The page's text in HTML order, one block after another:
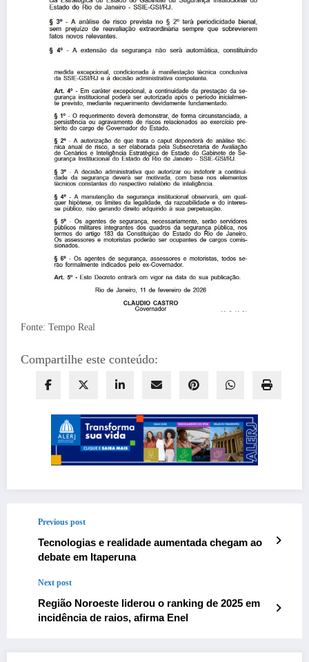
Fonte: Tempo Real
Compartilhe este conteúdo:
Previous post
Tecnologias e realidade aumentada chegam ao
debate em Itaperuna
Next post
Região Noroeste liderou o ranking de 2025 em
incidência de raios, afirma Enel